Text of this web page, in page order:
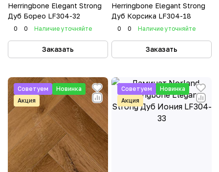
Herringbone Elegant Strong
Дуб Борео LF304-32
0 0 Наличие уточняйте
Заказать
Herringbone Elegant Strong
Дуб Корсика LF304-18
0 0 Наличие уточняйте
Заказать
Советуем
Новинка
Акция
Советуем
Новинка
Акция